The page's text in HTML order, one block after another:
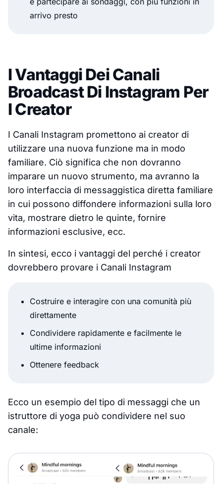
arrivo presto
I Vantaggi Dei Canali
Broadcast Di Instagram Per
I Creator
I Canali Instagram promettono ai creator di
utilizzare una nuova funzione ma in modo
familiare. Ciò significa che non dovranno
imparare un nuovo strumento, ma avranno la
loro interfaccia di messaggistica diretta familiare
in cui possono diffondere informazioni sulla loro
vita, mostrare dietro le quinte, fornire
informazioni esclusive, ecc.
In sintesi, ecco i vantaggi del perché i creator
dovrebbero provare i Canali Instagram
Costruire e interagire con una comunità più
direttamente
Condividere rapidamente e facilmente le
ultime informazioni
Ottenere feedback
Ecco un esempio del tipo di messaggi che un
istruttore di yoga può condividere nel suo
canale: